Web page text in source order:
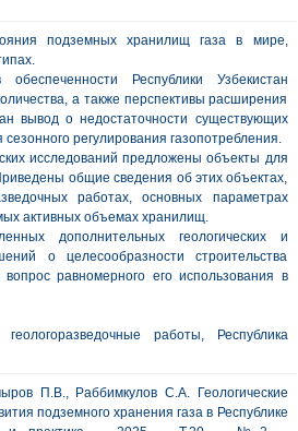
подземных хранилищ газа в мире,
Республики Узбекистан
а также перспективы расширения
вывод о недостаточности существующих
регулирования газопотребления.
исследований предложены объекты для
общие сведения об этих объектах,
работах, основных параметрах
активных объемах хранилищ.
дополнительных геологических и
о целесообразности строительства
равномерного его использования в
работы, Республика
П.В., Раббимкулов С.А. Геологические
подземного хранения газа в Республике